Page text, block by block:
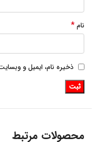
نام*
ذخیره نام، ایمیل و
محصولات مرتبط